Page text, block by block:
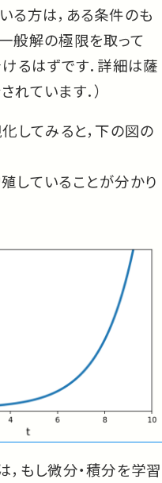
る方は，ある条件のも
般解の極限を取って
るはずです．詳細は薩
ています．）
してみると，下の図の
していることが分かり
，もし微分・積分を学習